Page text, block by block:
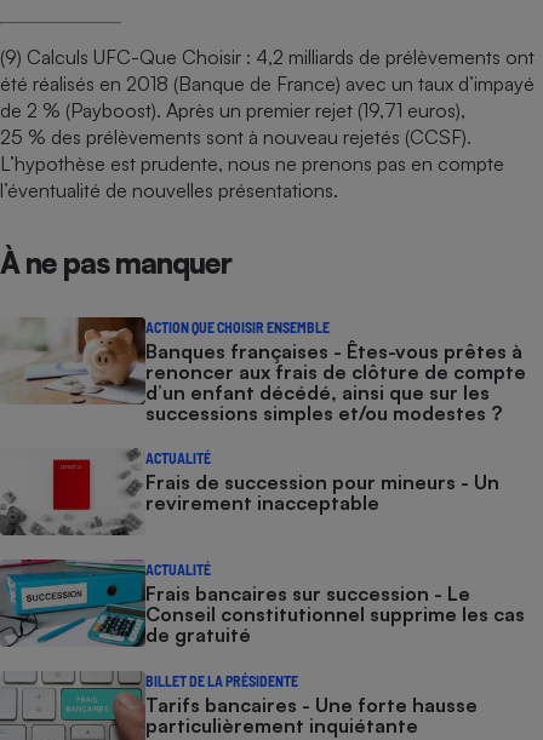
(9) Calculs UFC-Que Choisir : 4,2 milliards de prélèvements ont
été réalisés en 2018 (Banque de France) avec un taux d’impayé
de 2 % (Payboost). Après un premier rejet (19,71 euros),
25 % des prélèvements sont à nouveau rejetés (CCSF).
L’hypothèse est prudente, nous ne prenons pas en compte
l’éventualité de nouvelles présentations.
À ne pas manquer
ACTION QUE CHOISIR ENSEMBLE
Banques françaises - Êtes-vous prêtes à
renoncer aux frais de clôture de compte
d’un enfant décédé, ainsi que sur les
successions simples et/ou modestes ?
ACTUALITÉ
Frais de succession pour mineurs - Un
revirement inacceptable
ACTUALITÉ
Frais bancaires sur succession - Le
Conseil constitutionnel supprime les cas
de gratuité
BILLET DE LA PRÉSIDENTE
Tarifs bancaires - Une forte hausse
particulièrement inquiétante